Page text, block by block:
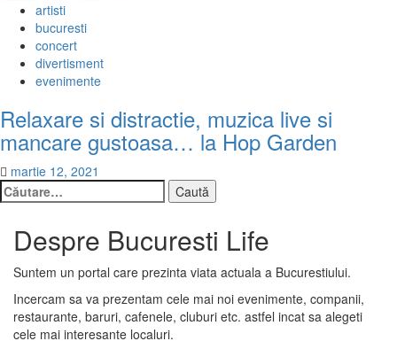
artisti
bucuresti
concert
divertisment
evenimente
Relaxare si distractie, muzica live si
mancare gustoasa… la Hop Garden
martie 12, 2021
Caută
după:
Despre Bucuresti Life
Suntem un portal care prezinta viata actuala a Bucurestiului.
Incercam sa va prezentam cele mai noi evenimente, companii,
restaurante, baruri, cafenele, cluburi etc. astfel incat sa alegeti
cele mai interesante localuri.